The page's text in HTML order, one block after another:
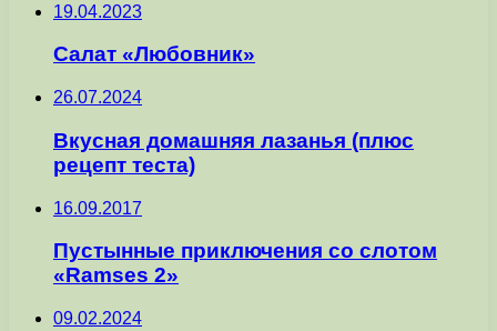
19.04.2023
Салат «Любовник»
26.07.2024
Вкусная домашняя лазанья (плюс
рецепт теста)
16.09.2017
Пустынные приключения со слотом
«Ramses 2»
09.02.2024